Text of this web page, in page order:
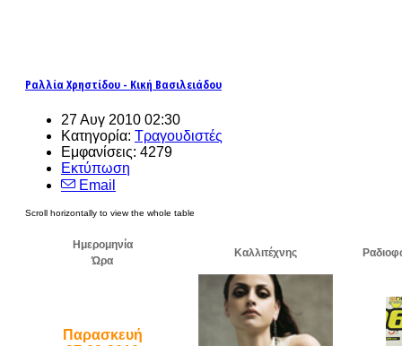
Ραλλία Χρηστίδου - Κική Βασιλειάδου
27 Αυγ 2010 02:30
Κατηγορία: Τραγουδιστές
Εμφανίσεις: 4279
Εκτύπωση
Email
Ημερομηνία
Ώρα
Καλλιτέχνης
Παρασκευή